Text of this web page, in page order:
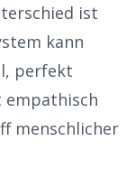
ist
kann
perfekt
empathisch
menschlicher